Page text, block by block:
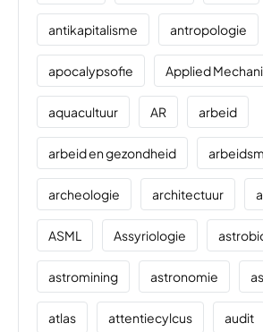
antikapitalisme antropologie
apocalypsofie Applied
aquacultuur AR arbeid
arbeid en gezondheid
archeologie architectuur
ASML Assyriologie
astromining astronomie
atlas attentiecylcus audit